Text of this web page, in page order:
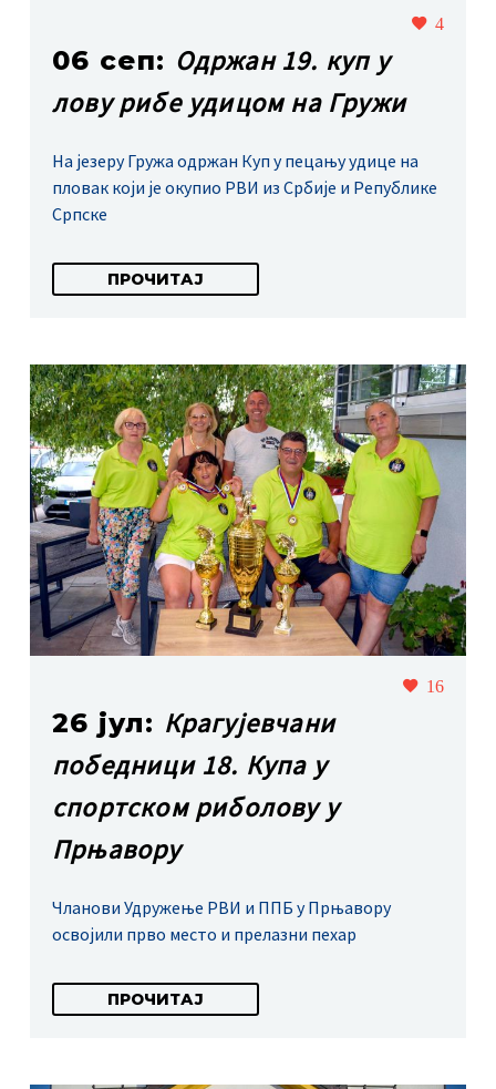
4
06 сеп: Одржан 19. куп у
лову рибе удицом на Гружи
На језеру Гружа одржан Куп у пецању удице на
пловак који је окупио РВИ из Србије и Републике
Српске
ПРОЧИТАЈ
16
26 јул: Крагујевчани
победници 18. Купа у
спортском риболову у
Прњавору
Чланови Удружење РВИ и ППБ у Прњавору
освојили прво место и прелазни пехар
ПРОЧИТАЈ